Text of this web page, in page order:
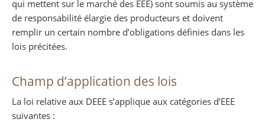
qui mettent sur le marché des EEE) sont soumis au système
de responsabilité élargie des producteurs et doivent
remplir un certain nombre d’obligations définies dans les
lois précitées.
Champ d’application des lois
La loi relative aux DEEE s’applique aux catégories d’EEE
suivantes :